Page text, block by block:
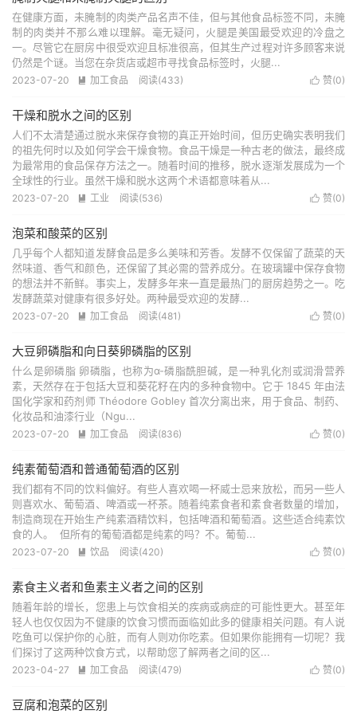
在健康方面，未腌制的肉类产品名声不佳，但与其他食品标签不同，未腌
制的肉类并不那么难以理解。毫无疑问，火腿是美国最受欢迎的冷盘之
一。尽管它在厨房中很受欢迎且标准很高，但其生产过程对许多顾客来说
仍然是个谜。当您在杂货店或超市寻找食品标签时，火腿...
 赞(0)
2023-07-20  加工食品 阅读(433)
干燥和脱水之间的区别
人们不太清楚通过脱水来保存食物的真正开始时间，但历史确实表明我们
的祖先何时以及如何学会干燥食物。食品干燥是一种古老的做法，最终成
为最常用的食品保存方法之一。随着时间的推移，脱水逐渐发展成为一个
全球性的行业。虽然干燥和脱水这两个术语都意味着从...
 赞(0)
2023-07-20  工业 阅读(536)
泡菜和酸菜的区别
几乎每个人都知道发酵食品是多么美味和芳香。发酵不仅保留了蔬菜的天
然味道、香气和颜色，还保留了其必需的营养成分。在玻璃罐中保存食物
的想法并不新鲜。事实上，发酵多年来一直是最热门的厨房趋势之一。吃
发酵蔬菜对健康有很多好处。两种最受欢迎​​的发酵...
 赞(0)
2023-07-20  加工食品 阅读(481)
大豆卵磷脂和向日葵卵磷脂的区别
什么是卵磷脂 卵磷脂，也称为α-磷脂酰胆碱，是一种乳化剂或润滑营养
素，天然存在于包括大豆和葵花籽在内的多种食物中。它于 1845 年由法
国化学家和药剂师 Théodore Gobley 首次分离出来，用于食品、制药、
化妆品和油漆行业（Ngu...
 赞(0)
2023-07-20  加工食品 阅读(836)
纯素葡萄酒和普通葡萄酒的区别
我们都有不同的饮料偏好。有些人喜欢喝一杯威士忌来放松，而另一些人
则喜欢水、葡萄酒、啤酒或一杯茶。随着纯素食者和素食者数量的增加，
制造商现在开始生产纯素酒精饮料，包括啤酒和葡萄酒。这些适合纯素饮
食的人。 但所有的葡萄酒都是纯素的吗？不。葡萄...
 赞(0)
2023-07-20  饮品 阅读(420)
素食主义者和鱼素主义者之间的区别
随着年龄的增长，您患上与饮食相关的疾病或病症的可能性更大。甚至年
轻人也仅仅因为不健康的饮食习惯而面临如此多的健康相关问题。有人说
吃鱼可以保护你的心脏，而有人则劝你吃素。但如果你能拥有一切呢？我
们探讨了这两种饮食方式，以帮助您了解两者之间的区...
 赞(0)
2023-04-27  加工食品 阅读(479)
豆腐和泡菜的区别